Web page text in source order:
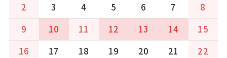
2
3 4 5 6 7
8
9
10 11 12 13 14
15
16
17 18 19 20 21
22